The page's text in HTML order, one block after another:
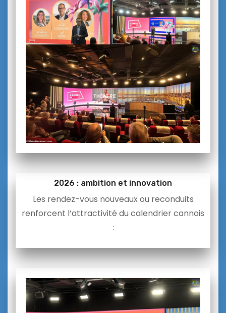
2026 : ambition et innovation
Les rendez-vous nouveaux ou reconduits
renforcent l’attractivité du calendrier cannois
: